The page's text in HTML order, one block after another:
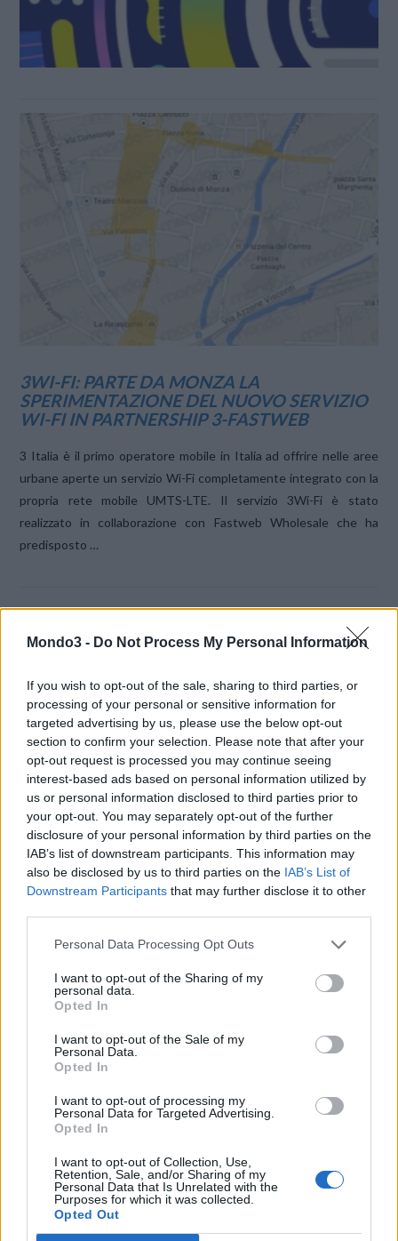
Mondo3 - Do Not Process My Personal Information
If you wish to opt-out of the sale, sharing to third parties, or
processing of your personal or sensitive information for
targeted advertising by us, please use the below opt-out
section to confirm your selection. Please note that after your
opt-out request is processed you may continue seeing
interest-based ads based on personal information utilized by
us or personal information disclosed to third parties prior to
your opt-out. You may separately opt-out of the further
disclosure of your personal information by third parties on the
IAB’s list of downstream participants. This information may
also be disclosed by us to third parties on the IAB’s List of
Downstream Participants that may further disclose it to other
Personal Data Processing Opt Outs
I want to opt-out of the Sharing of my
personal data.
Opted In
I want to opt-out of the Sale of my
Personal Data.
Opted In
I want to opt-out of processing my
Personal Data for Targeted Advertising.
Opted In
I want to opt-out of Collection, Use,
Retention, Sale, and/or Sharing of my
Personal Data that Is Unrelated with the
Purposes for which it was collected.
Opted Out
VIEW POST
3WI-FI: PARTE DA MONZA LA
SPERIMENTAZIONE DEL NUOVO SERVIZIO
WI-FI IN PARTNERSHIP 3-FASTWEB
3 Italia è il primo operatore mobile in Italia ad offrire nelle aree
urbane aperte un servizio Wi-Fi completamente integrato con la
propria rete mobile UMTS-LTE. Il servizio 3Wi-Fi è stato
realizzato in collaborazione con Fastweb Wholesale che ha
predisposto …
LE MIGLIORI OFFERTE AMAZON
SMARTPHONE E NON SOLO: TECNOGAZZETTA
XIAOMI PRESENTA I NUOVI REDMI 17 SERIES,
FOCUS SU AUTONOMIA E INTRATTENIMENTO